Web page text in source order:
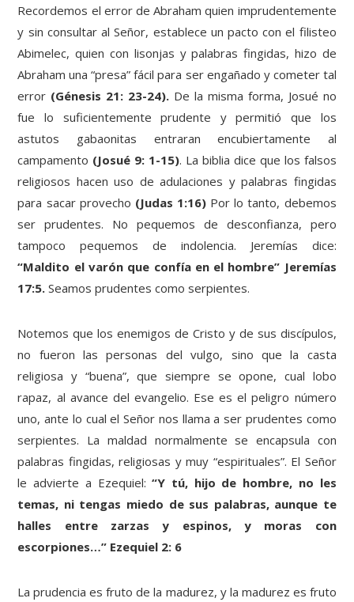
Recordemos el error de Abraham quien imprudentemente
y sin consultar al Señor, establece un pacto con el filisteo
Abimelec, quien con lisonjas y palabras fingidas, hizo de
Abraham una “presa” fácil para ser engañado y cometer tal
error (Génesis 21: 23-24). De la misma forma, Josué no
fue lo suficientemente prudente y permitió que los
astutos gabaonitas entraran encubiertamente al
campamento (Josué 9: 1-15). La biblia dice que los falsos
religiosos hacen uso de adulaciones y palabras fingidas
para sacar provecho (Judas 1:16) Por lo tanto, debemos
ser prudentes. No pequemos de desconfianza, pero
tampoco pequemos de indolencia. Jeremías dice:
“Maldito el varón que confía en el hombre” Jeremías
17:5.Seamos prudentes como serpientes.
Notemos que los enemigos de Cristo y de sus discípulos,
no fueron las personas del vulgo, sino que la casta
religiosa y “buena”, que siempre se opone, cual lobo
rapaz, al avance del evangelio. Ese es el peligro número
uno, ante lo cual el Señor nos llama a ser prudentes como
serpientes. La maldad normalmente se encapsula con
palabras fingidas, religiosas y muy “espirituales”. El Señor
le advierte a Ezequiel:“Y tú, hijo de hombre, no les
temas, ni tengas miedo de sus palabras, aunque te
halles entre zarzas y espinos, y moras con
escorpiones…” Ezequiel 2: 6
La prudencia es fruto de la madurez, y la madurez es fruto